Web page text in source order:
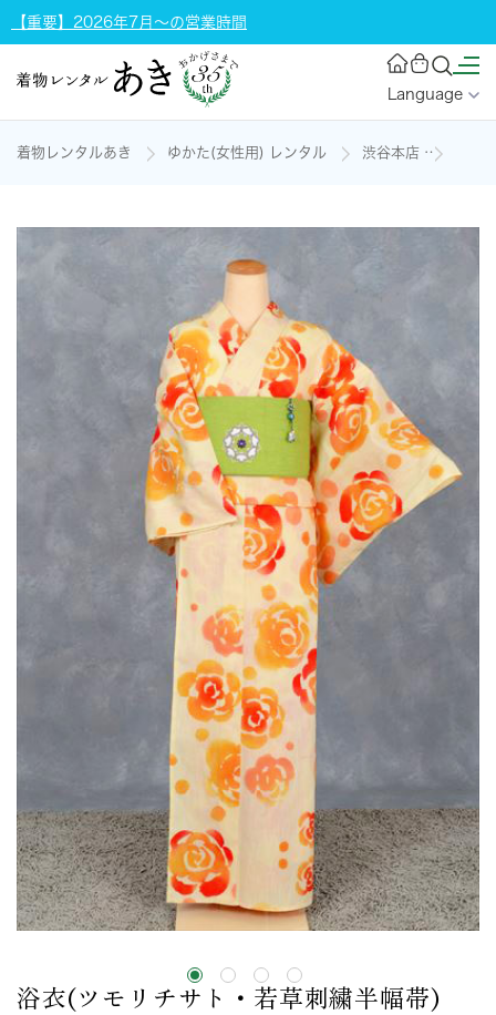
【重要】2026年7月～の営業時間
Language
着物レンタルあき ゆかた(女性用) レンタル 渋谷本店
浴衣(ツモリチサト・若草刺繍半幅帯)